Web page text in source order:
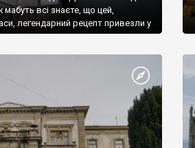
мабуть всі знаєте, що цей,
легендарний рецепт привезли у